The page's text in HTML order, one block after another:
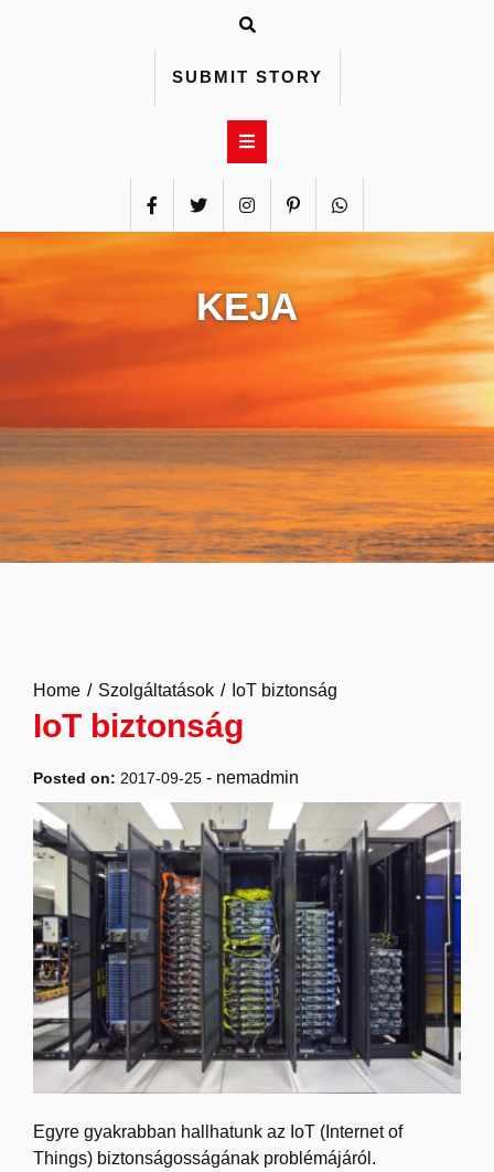
SUBMIT STORY
KEJA
Home Szolgáltatások IoT biztonság
IoT biztonság
Posted on: 2017-09-25 - nemadmin
Egyre gyakrabban hallhatunk az IoT (Internet of
Things) biztonságosságának problémájáról.